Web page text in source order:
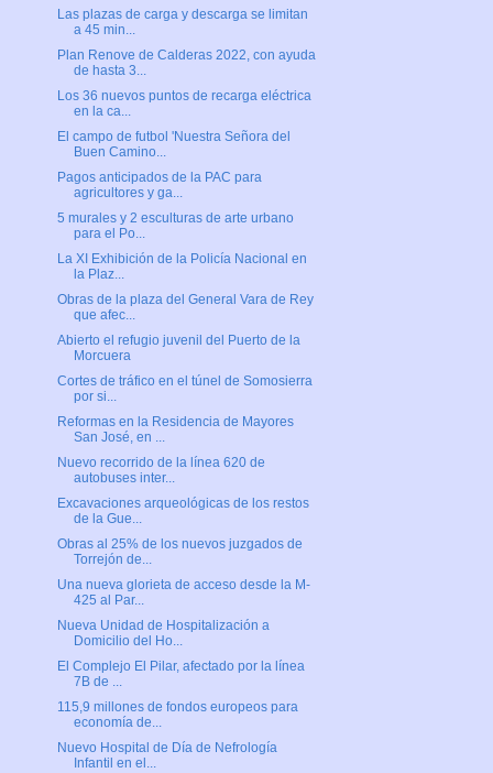
Las plazas de carga y descarga se limitan
a 45 min...
Plan Renove de Calderas 2022, con ayuda
de hasta 3...
Los 36 nuevos puntos de recarga eléctrica
en la ca...
El campo de futbol 'Nuestra Señora del
Buen Camino...
Pagos anticipados de la PAC para
agricultores y ga...
5 murales y 2 esculturas de arte urbano
para el Po...
La XI Exhibición de la Policía Nacional en
la Plaz...
Obras de la plaza del General Vara de Rey
que afec...
Abierto el refugio juvenil del Puerto de la
Morcuera
Cortes de tráfico en el túnel de Somosierra
por si...
Reformas en la Residencia de Mayores
San José, en ...
Nuevo recorrido de la línea 620 de
autobuses inter...
Excavaciones arqueológicas de los restos
de la Gue...
Obras al 25% de los nuevos juzgados de
Torrejón de...
Una nueva glorieta de acceso desde la M-
425 al Par...
Nueva Unidad de Hospitalización a
Domicilio del Ho...
El Complejo El Pilar, afectado por la línea
7B de ...
115,9 millones de fondos europeos para
economía de...
Nuevo Hospital de Día de Nefrología
Infantil en el...